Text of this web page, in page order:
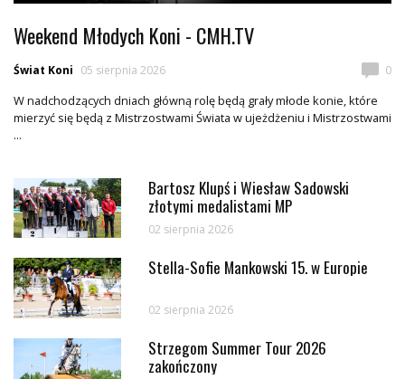
Weekend Młodych Koni - CMH.TV
Świat Koni 05 sierpnia 2026 0
W nadchodzących dniach główną rolę będą grały młode konie, które
mierzyć się będą z Mistrzostwami Świata w ujeżdżeniu i Mistrzostwami
...
Bartosz Klupś i Wiesław Sadowski
złotymi medalistami MP
02 sierpnia 2026
Stella-Sofie Mankowski 15. w Europie
02 sierpnia 2026
Strzegom Summer Tour 2026
zakończony